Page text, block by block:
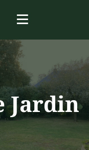
Jardin